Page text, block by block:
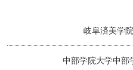
岐阜済美学
中部学院大学中部